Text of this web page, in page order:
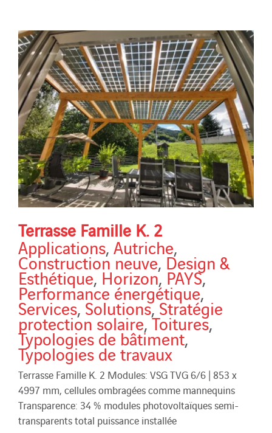
Terrasse Famille K. 2
Applications, Autriche,
Construction neuve,Design &
Esthétique,Horizon, PAYS,
Performance énergétique,
Services,Solutions,Stratégie
protection solaire,Toitures,
Typologies de bâtiment,
Typologies de travaux
Terrasse Famille K. 2 Modules: VSG TVG 6/6 | 853 x
4997 mm, cellules ombragées comme mannequins
Transparence: 34 % modules photovoltaïques semi-
transparents total puissance installée